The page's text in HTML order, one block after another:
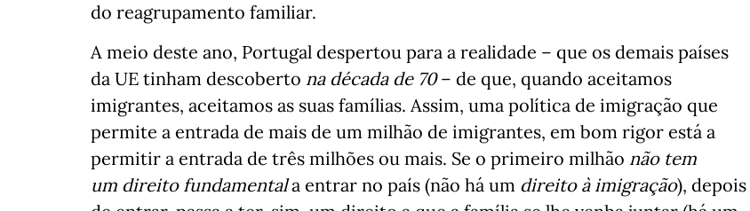
do reagrupamento familiar.
A meio deste ano, Portugal despertou para a realidade – que os demais países
da UE tinham descoberto na década de 70– de que, quando aceitamos
imigrantes, aceitamos as suas famílias. Assim, uma política de imigração que
permite a entrada de mais de um milhão de imigrantes, em bom rigor está a
permitir a entrada de três milhões ou mais. Se o primeiro milhão não tem
um direito fundamentala entrar no país (não há um direito à imigração), depois